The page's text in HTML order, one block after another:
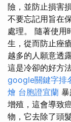
險，並防止損害
不要忘記用旨在
處理。 隨著使用
生，從而防止痤
越多的人願意透
這是冷卻的好方
google關鍵字排
燴 台胞證宜蘭
增殖，這會導致
物，它去除了頭